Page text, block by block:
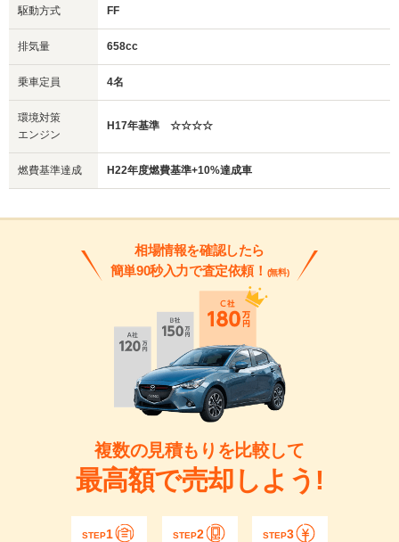
駆動方式 FF
排気量 658cc
乗車定員 4名
環境対策
エンジン
H17年基準 ☆☆☆☆
燃費基準達成 H22年度燃費基準+10%達成車
相場情報を確認したら
簡単90秒入力で査定依頼！ (無料)
複数の見積もりを比較して
最高額で売却しよう!
STEP1 STEP2 STEP3